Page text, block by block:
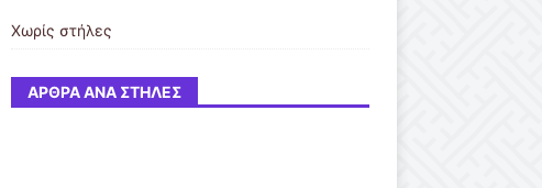
Χωρίς στήλες
ΆΡΘΡΑ ΑΝΆ ΣΤΉΛΕΣ